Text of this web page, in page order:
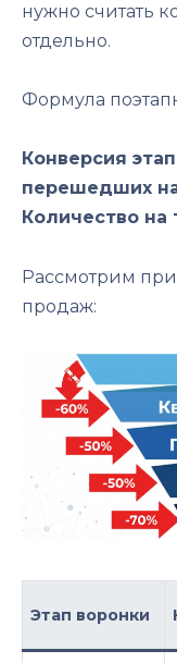
нужно считать
отдельно.
Формула
Конверсия
перешедших
Количество на
Рассмотрим
продаж:
Этап воронки